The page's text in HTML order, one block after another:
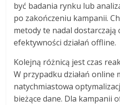
być badania rynku lub
po zakończeniu kampanii.
metody te nadal dostarczają
efektywności działań offline.
Kolejną różnicą jest czas
W przypadku działań online
natychmiastowa
bieżące dane. Dla kampanii